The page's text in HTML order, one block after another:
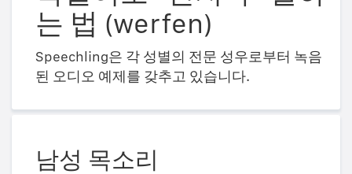
는 법 (werfen)
Speechling은 각 성별의 전문 성우로부터 녹음
된 오디오 예제를 갖추고 있습니다.
남성 목소리